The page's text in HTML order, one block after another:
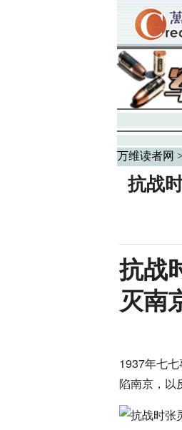
万维读者网
抗战
抗战
灭南
1937年七
陷南京，以